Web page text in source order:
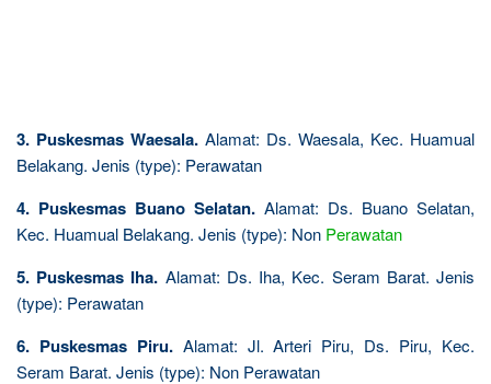
3. Puskesmas Waesala. Alamat: Ds. Waesala, Kec. Huamual
Belakang. Jenis (type): Perawatan
4. Puskesmas Buano Selatan. Alamat: Ds. Buano Selatan,
Kec. Huamual Belakang. Jenis (type): Non Perawatan
5. Puskesmas Iha. Alamat: Ds. Iha, Kec. Seram Barat. Jenis
(type): Perawatan
6. Puskesmas Piru.Alamat: Jl. Arteri Piru, Ds. Piru, Kec.
Seram Barat. Jenis (type): Non Perawatan